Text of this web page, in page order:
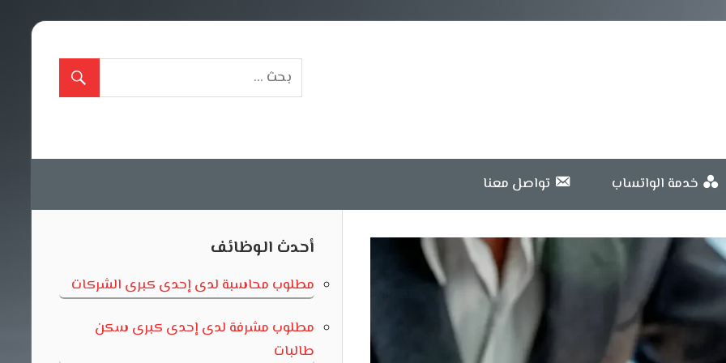
خدمة الواتساب تواصل معنا
أحدث الوظائف
مطلوب محاسبة لدى إحدى كبرى الشركات
مطلوب مشرفة لدى إحدى كبرى سكن
طالبات